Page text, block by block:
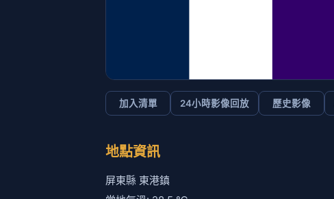
加入清單 24小時影像回放 歷史影像
地點資訊
屏東縣 東港鎮